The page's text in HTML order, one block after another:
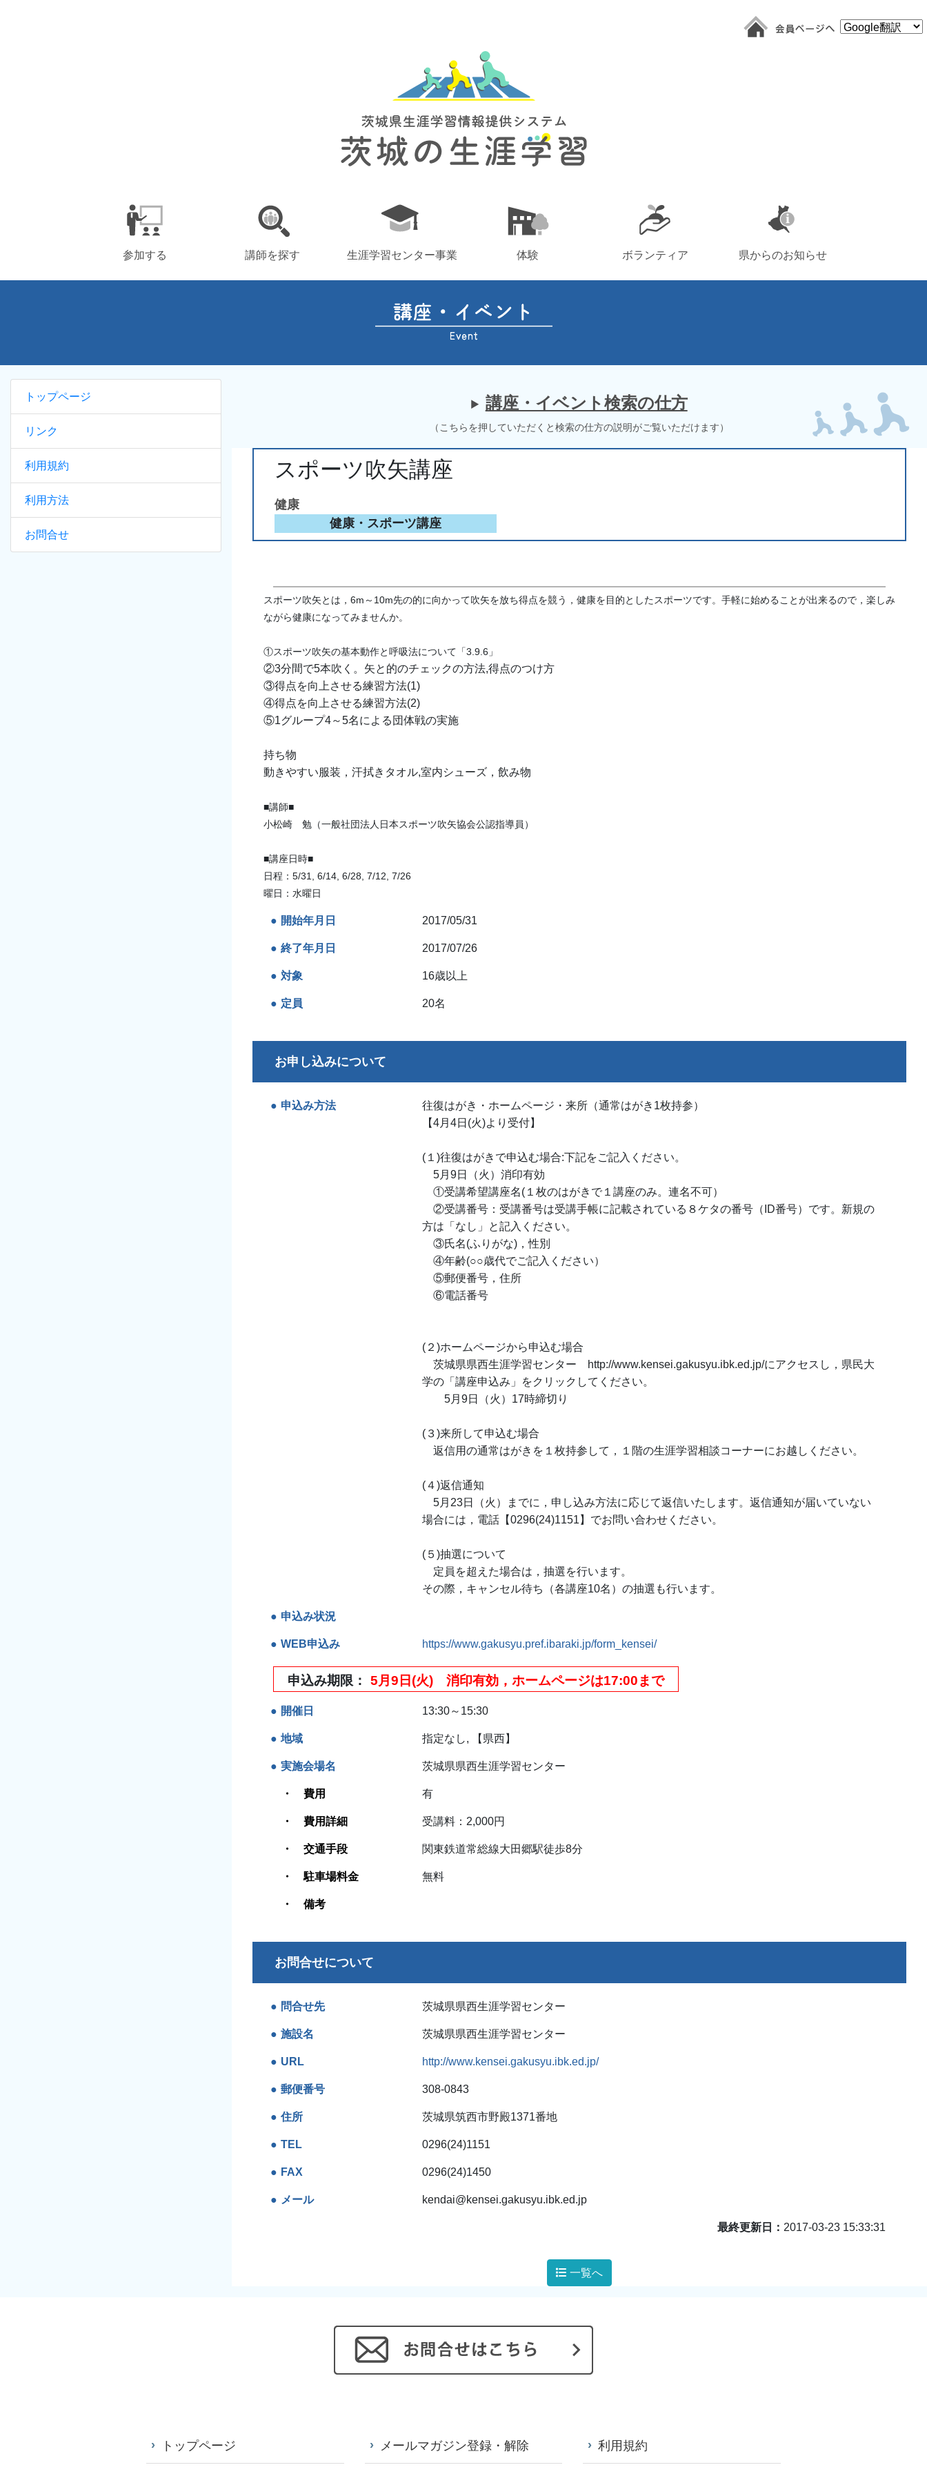
参加する 講師を探す 生涯学習センター事業 体験 ボランティア 県からのお知らせ
トップページ
リンク
利用規約
利用方法
お問合せ
講座・イベント検索の仕方
（こちらを押していただくと検索の仕方の説明がご覧いただけます）
スポーツ吹矢講座
健康
健康・スポーツ講座
スポーツ吹矢とは， 6m ～ 10m先の的に向かって吹矢を放ち得点を競う，健康を目的としたスポーツです。手軽に始めることが出来るので，楽しみ
ながら健康になってみませんか。
①スポーツ吹矢の基本動作と呼吸法について「3.9.6」
②3分間で5本吹く。矢と的のチェックの方法,得点のつけ方
③得点を向上させる練習方法(1)
④得点を向上させる練習方法(2)
⑤1グループ4～5名による団体戦の実施
持ち物
動きやすい服装，汗拭きタオル,室内シューズ，飲み物
■講師■
小松崎 勉 （一般社団法人 日本スポーツ吹矢協会公認指導員 ）
■講座日時■
日程：5/31, 6/14, 6/28, 7/12, 7/26
曜日： 水曜日
開始年月日 2017/05/31
終了年月日 2017/07/26
対象 16歳以上
定員 20名
お申し込みについて
申込み方法
往復はがき・ホームページ・来所（通常はがき1枚持参）
【4月4日(火)より受付】
(１)往復はがきで申込む場合:下記をご記入ください。
5月9日（火）消印有効
①受講希望講座名(１枚のはがきで１講座のみ。連名不可）
②受講番号：受講番号は受講手帳に記載されている８ケタの番号（ID番号）です。新規の
方は「なし」と記入ください。
③氏名(ふりがな)，性別
④年齢(○○歳代でご記入ください）
⑤郵便番号，住所
⑥電話番号
(２)ホームページから申込む場合
茨城県県西生涯学習センター http://www.kensei.gakusyu.ibk.ed.jp/にアクセスし，県民大
学の「講座申込み」をクリックしてください。
5月9日（火）17時締切り
(３)来所して申込む場合
返信用の通常はがきを１枚持参して，１階の生涯学習相談コーナーにお越しください。
(４)返信通知
5月23日（火）までに，申し込み方法に応じて返信いたします。返信通知が届いていない
場合には，電話【0296(24)1151】でお問い合わせください。
(５)抽選について
定員を超えた場合は，抽選を行います。
その際，キャンセル待ち（各講座10名）の抽選も行います。
申込み状況
WEB申込み https://www.gakusyu.pref.ibaraki.jp/form_kensei/
申込み期限 5月9日(火) 消印有効，ホームページは17:00まで
開催日 13:30～15:30
地域 指定なし, 【県西】
実施会場名 茨城県県西生涯学習センター
費用 有
費用詳細 受講料：2,000円
交通手段 関東鉄道常総線大田郷駅徒歩8分
駐車場料金 無料
備考
お問合せについて
問合せ先 茨城県県西生涯学習センター
施設名 茨城県県西生涯学習センター
URL http://www.kensei.gakusyu.ibk.ed.jp/
郵便番号 308‐0843
住所 茨城県筑西市野殿1371番地
TEL 0296(24)1151
FAX 0296(24)1450
メール kendai@kensei.gakusyu.ibk.ed.jp
最終更新日 2017-03-23 15:33:31
一覧へ
トップページ メールマガジン登録・解除 利用規約